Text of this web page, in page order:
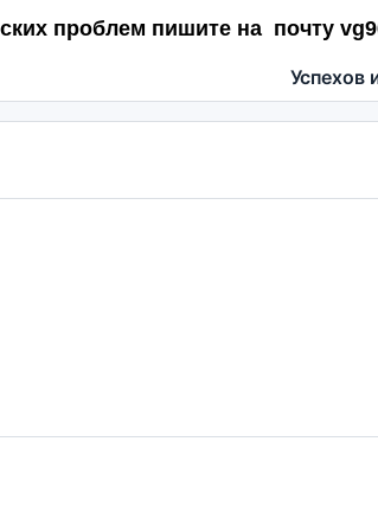
проблем пишите на почту
Успехов